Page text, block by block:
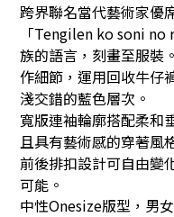
跨界聯名當代藝術家優
「Tengilen kosoni no
族的語言，刻畫至服裝。
作細節，運用回收牛仔
淺交錯的藍色層次。
寬版連袖輪廓搭配柔和
且具有藝術感的穿著風
前後排扣設計可自由變
可能。
中性Onesize版型，男